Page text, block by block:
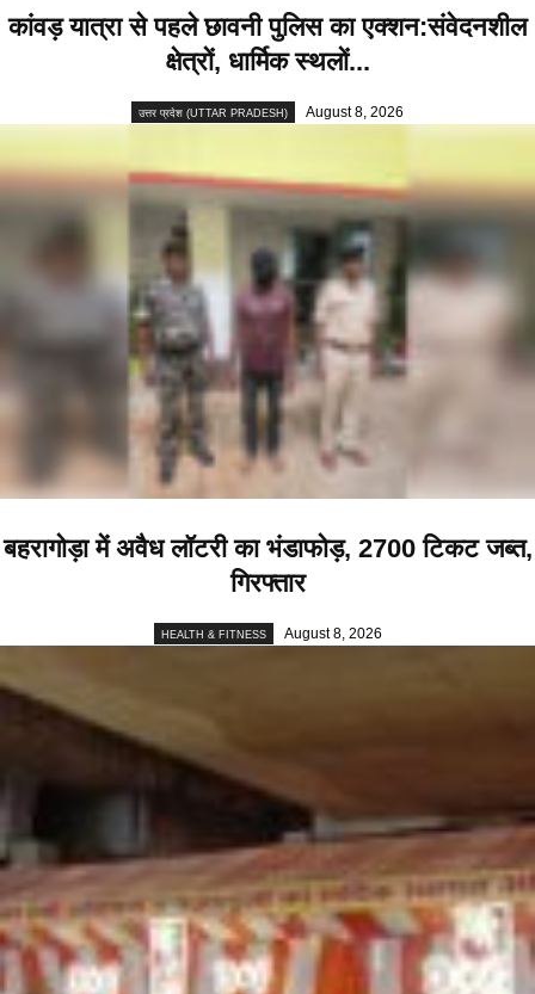
कांवड़ यात्रा से पहले छावनी पुलिस का एक्शन:संवेदनशील
क्षेत्रों, धार्मिक स्थलों...
उत्तर प्रदेश (UTTAR PRADESH) August 8, 2026
बहरागोड़ा में अवैध लॉटरी का भंडाफोड़, 2700 टिकट जब्त,
गिरफ्तार
HEALTH & FITNESS August 8, 2026